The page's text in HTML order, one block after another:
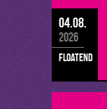
04.08.
2026
floatend